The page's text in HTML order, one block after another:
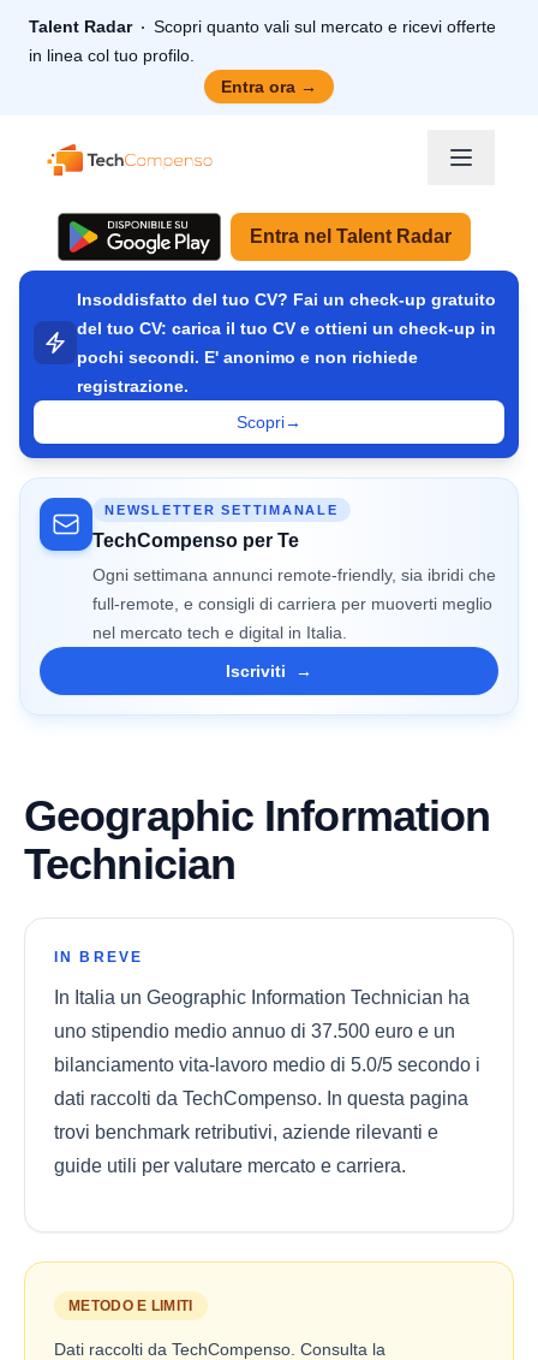
Talent Radar
Scopri quanto vali sul mercato e ricevi offerte
in linea col tuo profilo.
Entra ora →
TechCompenso
Entra nel Talent Radar
Insoddisfatto del tuo CV? Fai un check-up gratuito
del tuo CV: carica il tuo CV e ottieni un check-up in
pochi secondi. E' anonimo e non richiede
registrazione.
Scopri→
NEWSLETTER SETTIMANALE
TechCompenso per Te
Ogni settimana annunci remote-friendly, sia ibridi che
full-remote, e consigli di carriera per muoverti meglio
nel mercato tech e digital in Italia.
Iscriviti
→
Geographic Information
Technician
IN BREVE
In Italia un Geographic Information Technician ha
uno stipendio medio annuo di 37.500 euro e un
bilanciamento vita-lavoro medio di 5.0/5 secondo i
dati raccolti da TechCompenso. In questa pagina
trovi benchmark retributivi, aziende rilevanti e
guide utili per valutare mercato e carriera.
METODO E LIMITI
Dati raccolti da TechCompenso. Consulta la